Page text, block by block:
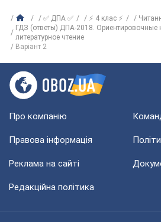
✅ ДПА ✅ ⚡ 4 клас ⚡
ГДЗ (ответы) ДПА-2018. Ориентировочные
литературное чтение
Варіант 2
Про компанію
Правова інформація
Реклама на сайті
Редакційна політика